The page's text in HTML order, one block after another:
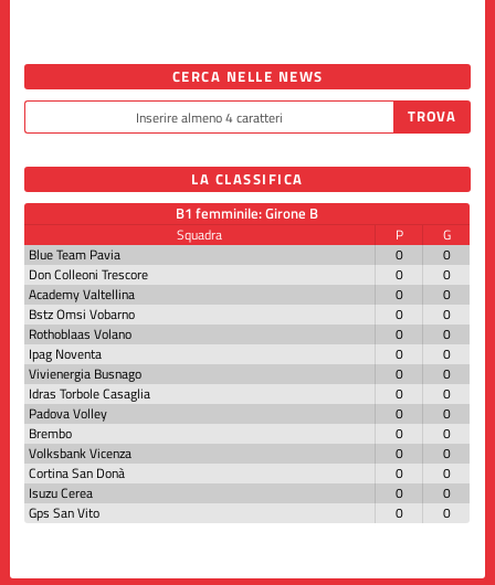
CERCA NELLE NEWS
LA CLASSIFICA
B1 femminile: Girone B
Squadra P
G
Blue Team Pavia
0
0
Don Colleoni Trescore
0
0
Academy Valtellina
0
0
Bstz Omsi Vobarno
0
0
Rothoblaas Volano
0
0
Ipag Noventa
0
0
Vivienergia Busnago
0
0
Idras Torbole Casaglia
0
0
Padova Volley
0
0
Brembo
0
0
Volksbank Vicenza
0
0
Cortina San Donà
0
0
Isuzu Cerea
0
0
Gps San Vito
0 0